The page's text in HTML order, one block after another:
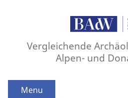
Vergleichende
Alpen- und
Menu